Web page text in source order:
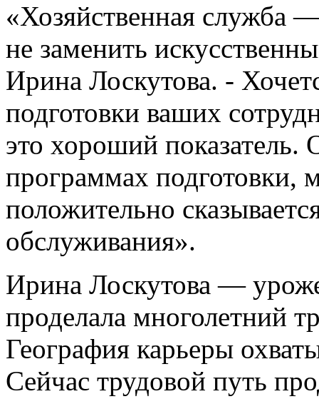
«Хозяйственная служба
не заменить
Ирина Лоскутова. -
подготовки ваших
это хороший показатель.
программах подготовки,
положительно
обслуживания».
Ирина Лоскутова —
проделала многолетний
География карьеры
Сейчас трудовой путь